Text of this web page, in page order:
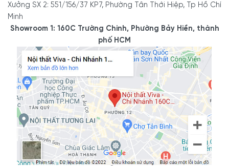
Xưởng SX 2: 551/156/37 KP7, Phường Tân Thới Hiệp, Tp Hồ Chí
Minh
Showroom 1: 160C Trường Chinh, Phường Bảy Hiền, thành
phố HCM